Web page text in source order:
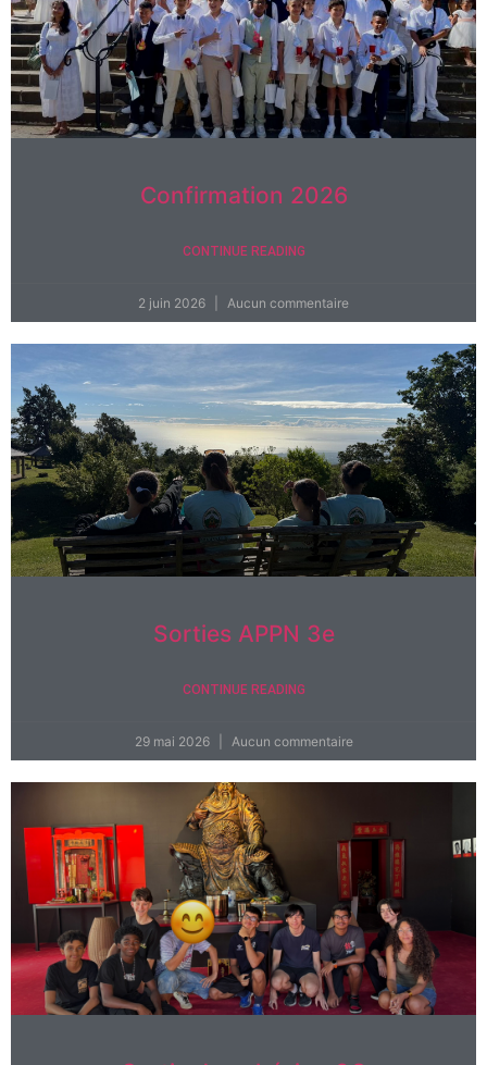
Confirmation 2026
CONTINUE READING
2 juin 2026 Aucun commentaire
Sorties APPN 3e
CONTINUE READING
29 mai 2026 Aucun commentaire